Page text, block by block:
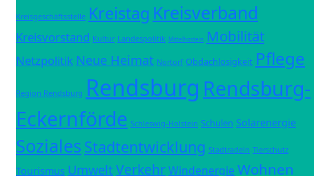
Kreisgeschäftsstelle Kreistag Kreisverband
Kreisvorstand Kultur Landespolitik Mittelhostein Mobilität
Netzpolitik Neue Heimat Nortorf Obdachlosigkeit Pflege
Region Rendsburg Rendsburg Rendsburg-
Eckernförde Schleswig-Holstein Schulen Solarenergie
Soziales Stadtentwicklung Stadtradeln Tierschutz
Tourismus Umwelt VerkehrWindenergie Wohnen